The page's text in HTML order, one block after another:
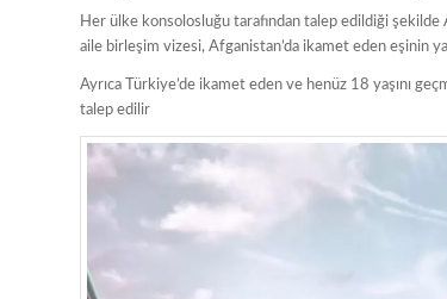
Her ülke konsolosluğu tarafından talep edildiği
aile birleşim vizesi, Afganistan’da ikamet eden eşinin
Ayrıca Türkiye’de ikamet eden ve henüz 18 yaşını
talep edilir